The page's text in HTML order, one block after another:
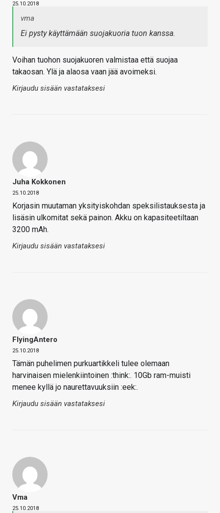
25.10.2018
vma
Ei pysty käyttämään suojakuoria tuon kanssa.
Voihan tuohon suojakuoren valmistaa että suojaa
takaosan. Ylä ja alaosa vaan jää avoimeksi.
Kirjaudu sisään vastataksesi
Juha Kokkonen
25.10.2018
Korjasin muutaman yksityiskohdan speksilistauksesta ja
lisäsin ulkomitat sekä painon. Akku on kapasiteetiltaan
3200 mAh.
Kirjaudu sisään vastataksesi
FlyingAntero
25.10.2018
Tämän puhelimen purkuartikkeli tulee olemaan
harvinaisen mielenkiintoinen :think:. 10Gb ram-muisti
menee kyllä jo naurettavuuksiin :eek:.
Kirjaudu sisään vastataksesi
Vma
25.10.2018